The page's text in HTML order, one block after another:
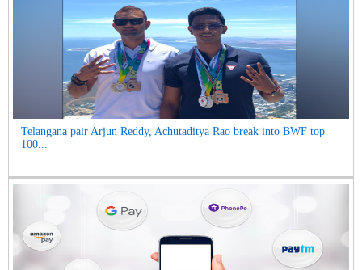
Telangana pair Arjun Reddy, Achutaditya Rao break into BWF top
100...